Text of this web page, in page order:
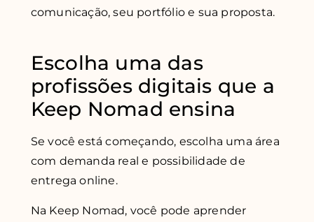
comunicação, seu portfólio e sua proposta.
Escolha uma das
profissões digitais que a
Keep Nomad ensina
Se você está começando, escolha uma área
com demanda real e possibilidade de
entrega online.
Na Keep Nomad, você pode aprender